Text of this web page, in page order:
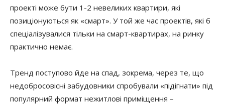
проекті може бути 1-2 невеликих квартири, які
позиціонуються як «смарт». У той же час проектів, які б
спеціалізувалися тільки на смарт-квартирах, на ринку
практично немає.
Тренд поступово йде на спад, зокрема, через те, що
недобросовісні забудовники спробували «підігнати» під
популярний формат нежитлові приміщення –